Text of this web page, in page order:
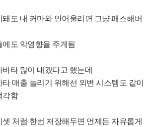
도 내 커마와 안어울리면 그냥 패스해버
도 악영향을 주게됨
타 많이 내겠다고 했는데
매출 늘리기 위해선 외변 시스템도 같이
각함
처럼 한번 저장해두면 언제든 자유롭게